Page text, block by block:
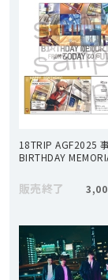
18TRIP AGF2025
BIRTHDAY
販売終了